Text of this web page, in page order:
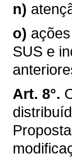
n)
o)
SUS e
Art. 8°.